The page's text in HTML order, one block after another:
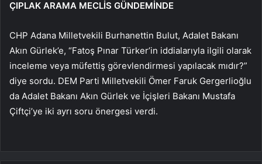
ÇIPLAK ARAMA MECLİS GÜNDEMİNDE
CHP Adana Milletvekili Burhanettin Bulut, Adalet Bakanı
Akın Gürlek’e, “Fatoş Pınar Türker’in iddialarıyla ilgili olarak
inceleme veya müfettiş görevlendirmesi yapılacak mıdır?”
diye sordu. DEM Parti Milletvekili Ömer Faruk Gergerlioğlu
da Adalet Bakanı Akın Gürlek ve İçişleri Bakanı Mustafa
Çiftçi’ye iki ayrı soru önergesi verdi.